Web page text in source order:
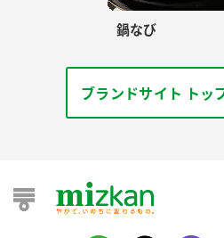
鍋なび
ブランドサイト トッ